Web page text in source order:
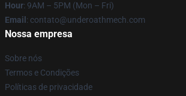
Hour: 9AM – 5PM (Mon – Fri)
Email : contato@underoathmech.com
Nossa empresa
Sobre nós
Termos e Condições
Políticas de privacidade